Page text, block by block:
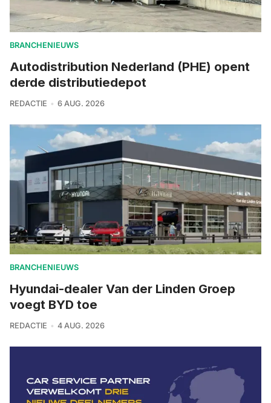
BRANCHENIEUWS
Autodistribution Nederland (PHE) opent
derde distributiedepot
REDACTIE 6 AUG. 2026
BRANCHENIEUWS
Hyundai-dealer Van der Linden Groep
voegt BYD toe
REDACTIE 4 AUG. 2026